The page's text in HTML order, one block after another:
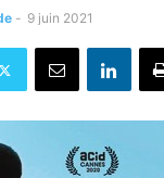
- 9 juin 2021